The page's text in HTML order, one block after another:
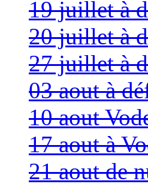
19 juillet à
20 juillet à
27 juillet à
03 aout à
10 aout
17 aout à
21 aout de